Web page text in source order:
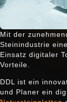
Mit der
Steinindustrie
Einsatz digitaler
Vorteile.
DDL ist ein
und Planer ein